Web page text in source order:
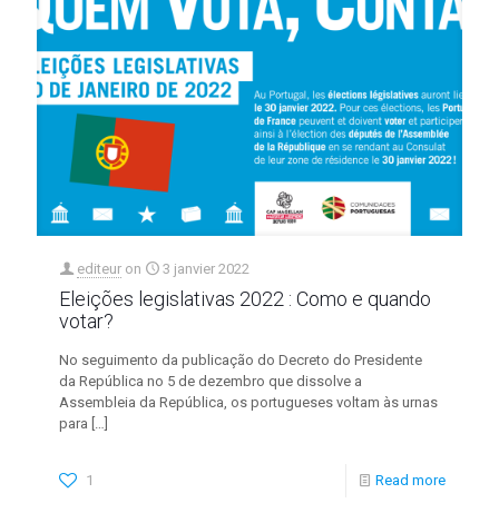
editeur on 3 janvier 2022
Eleições legislativas 2022 : Como e quando
votar?
No seguimento da publicação do Decreto do Presidente
da República no 5 de dezembro que dissolve a
Assembleia da República, os portugueses voltam às urnas
para […]
1 Read more